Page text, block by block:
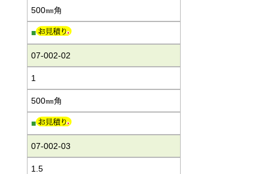
500㎜角
■
07-002-02
1
500㎜角
■
07-002-03
1.5